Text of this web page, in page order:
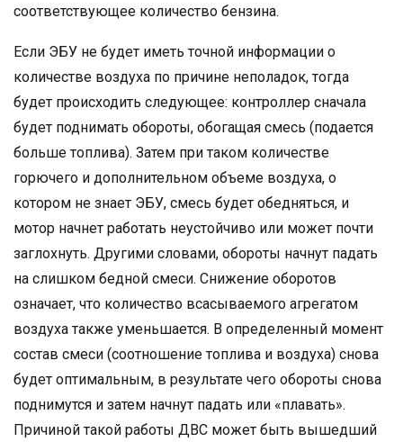
соответствующее количество бензина.
Если ЭБУ не будет иметь точной информации о
количестве воздуха по причине неполадок, тогда
будет происходить следующее: контроллер сначала
будет поднимать обороты, обогащая смесь (подается
больше топлива). Затем при таком количестве
горючего и дополнительном объеме воздуха, о
котором не знает ЭБУ, смесь будет обедняться, и
мотор начнет работать неустойчиво или может почти
заглохнуть. Другими словами, обороты начнут падать
на слишком бедной смеси. Снижение оборотов
означает, что количество всасываемого агрегатом
воздуха также уменьшается. В определенный момент
состав смеси (соотношение топлива и воздуха) снова
будет оптимальным, в результате чего обороты снова
поднимутся и затем начнут падать или «плавать».
Причиной такой работы ДВС может быть вышедший